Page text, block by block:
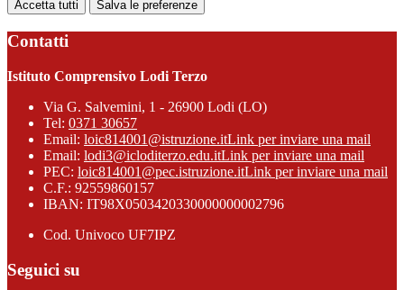
Accetta tutti Salva le preferenze
Contatti
Istituto Comprensivo Lodi Terzo
Via G. Salvemini, 1 - 26900 Lodi (LO)
Tel: 0371 30657
Email: loic814001@istruzione.itLink per inviare una mail
Email: lodi3@icloditerzo.edu.itLink per inviare una mail
PEC: loic814001@pec.istruzione.itLink per inviare una mail
C.F.: 92559860157
IBAN: IT98X0503420330000000002796
Cod. Univoco UF7IPZ
Seguici su